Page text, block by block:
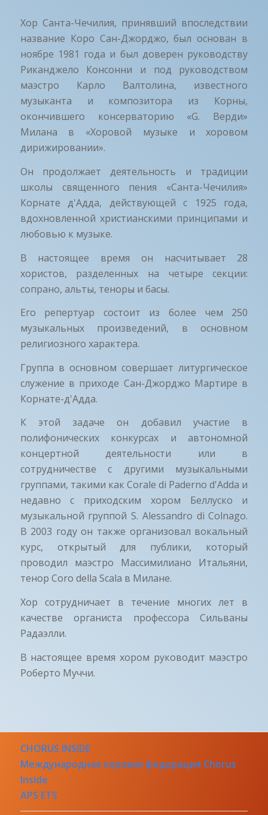
Хор Санта-Чечилия, принявший впоследствии
название Коро Сан-Джорджо, был основан в
ноябре 1981 года и был доверен руководству
Риканджело Консонни и под руководством
маэстро Карло Валтолина, известного
музыканта и композитора из Корны,
окончившего консерваторию «G. Верди»
Милана в «Хоровой музыке и хоровом
дирижировании».
Он продолжает деятельность и традиции
школы священного пения «Санта-Чечилия»
Корнате д'Адда, действующей с 1925 года,
вдохновленной христианскими принципами и
любовью к музыке.
В настоящее время он насчитывает 28
хористов, разделенных на четыре секции:
сопрано, альты, теноры и басы.
Его репертуар состоит из более чем 250
музыкальных произведений, в основном
религиозного характера.
Группа в основном совершает литургическое
служение в приходе Сан-Джорджо Мартире в
Корнате-д'Адда.
К этой задаче он добавил участие в
полифонических конкурсах и автономной
концертной деятельности или в
сотрудничестве с другими музыкальными
группами, такими как Corale di Paderno d'Adda и
недавно с приходским хором Беллуско и
музыкальной группой S. Alessandro di Colnago.
В 2003 году он также организовал вокальный
курс, открытый для публики, который
проводил маэстро Массимилиано Итальяни,
тенор Coro della Scala в Милане.
Хор сотрудничает в течение многих лет в
качестве органиста профессора Сильваны
Радаэлли.
В настоящее время хором руководит маэстро
Роберто Муччи.
CHORUS INSIDE
Международная хоровая федерация Chorus
Inside
APS ETS